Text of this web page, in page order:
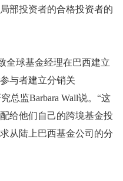
部投资者的合格投资者的
全球基金经理在巴西建立
与者建立分销关
总监Barbara Wall说。“这
给他们自己的跨境基金投
从陆上巴西基金公司的分